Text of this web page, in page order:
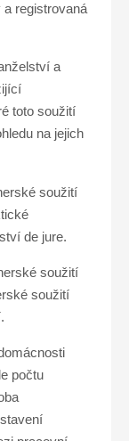
registrovaná
a
toto soužití
na jejich
soužití
de jure.
soužití
soužití
počtu